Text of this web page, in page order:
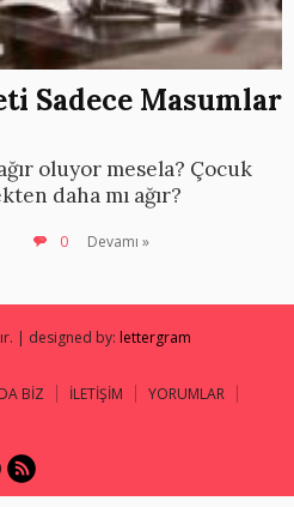
Sadece Masumlar
oluyor mesela? Çocuk
daha mı ağır?
0 Devamı »
| designed by: lettergram
BİZ İLETİŞİM
YORUMLAR